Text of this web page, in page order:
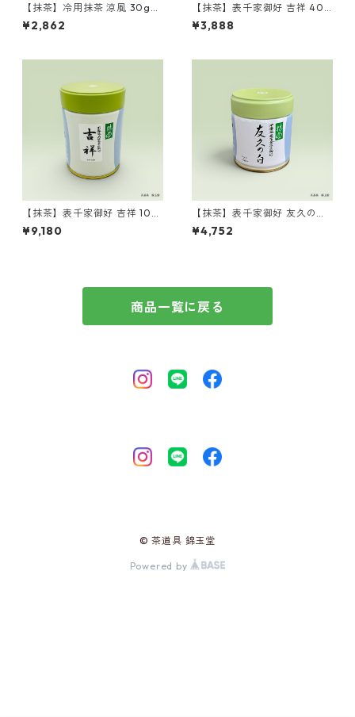
【抹茶】冷用抹茶 涼風 30g
缶 山政小山園製 ／Matcha
Ryofu 30g
¥2,862
【抹茶】表千家御好 吉祥 40g
缶 丸久小山園製 ／Matcha
Kissho 40g
¥3,888
【抹茶】表千家御好 吉祥 100
g缶 丸久小山園製 ／Matcha
Kissho 100g
¥9,180
【抹茶】表千家御好 友久の白
40g缶 丸久小山園製 ／Matc
ha Yukyu no shiro 40g
¥4,752
商品一覧に戻る
© 茶道具 錦玉堂
Powered by